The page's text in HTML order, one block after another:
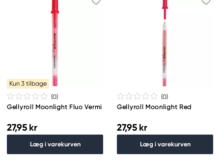
Kun 3 tilbage
(0)
Gellyroll Moonlight Fluo Vermi
27,95 kr
Læg i varekurven
(0)
Gellyroll Moonlight Red
27,95 kr
Læg i varekurven